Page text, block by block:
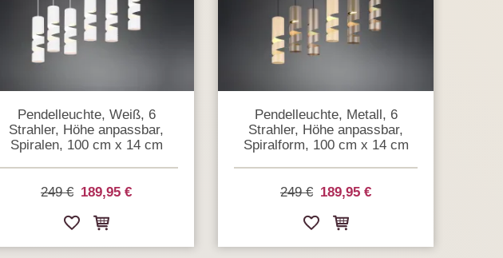
Pendelleuchte, Weiß, 6
Strahler, Höhe anpassbar,
Spiralen, 100 cm x 14 cm
249 € 189,95 €
Pendelleuchte, Metall, 6
Strahler, Höhe anpassbar,
Spiralform, 100 cm x 14 cm
249 € 189,95 €